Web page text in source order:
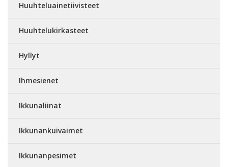
Huuhteluainetiivisteet
Huuhtelukirkasteet
Hyllyt
Ihmesienet
Ikkunaliinat
Ikkunankuivaimet
Ikkunanpesimet